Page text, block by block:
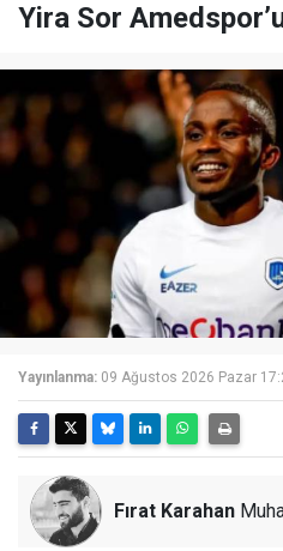
Yira Sor
Yayınlanma: 09 Ağustos 2026 Pazar
Fırat Karahan